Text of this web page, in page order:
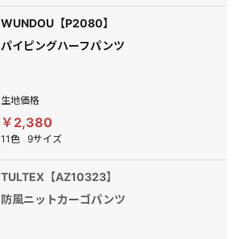
WUNDOU【P2080】
パイピングハーフパンツ
生地価格
￥2,380
11色 9サイズ
TULTEX【AZ10323】
防風ニットカーゴパンツ